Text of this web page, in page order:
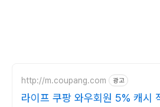
http://m.coupang.com 광고
라이프 쿠팡 와우회원 5% 캐시